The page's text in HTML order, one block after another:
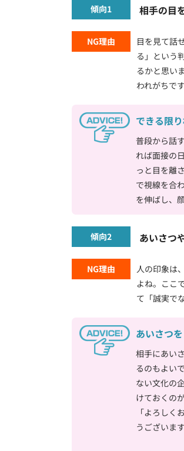
傾向1 相手の目
NG理由
目を見て話
る」という
るかと思い
われがちで
できる限
普段から話
れば面接の
っと目を離
で視線を合
を伸ばし、
傾向2 あいさつ
NG理由
人の印象は
よね。ここ
て「誠実で
あいさつ
相手にあい
るのもよい
ない文化の
けておくの
「よろし
うございま